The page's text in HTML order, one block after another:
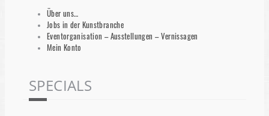
Über uns…
Jobs in der Kunstbranche
Eventorganisation – Ausstellungen – Vernissagen
Mein Konto
SPECIALS